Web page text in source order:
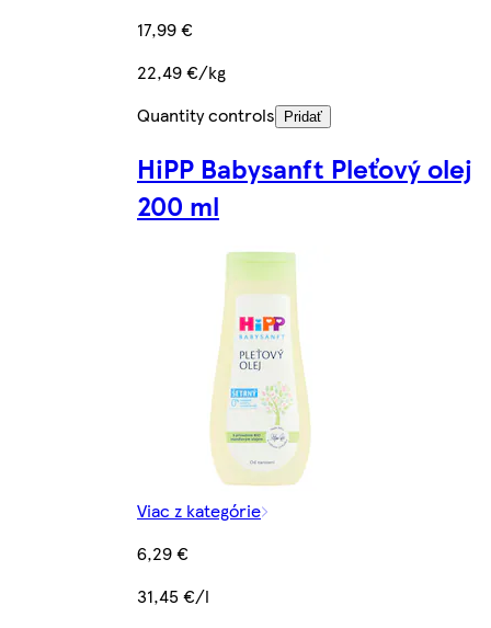
17,99 €
22,49 €/kg
Quantity controls
Pridať
HiPP Babysanft Pleťový olej
200 ml
Viac z kategórie
6,29 €
31,45 €/l